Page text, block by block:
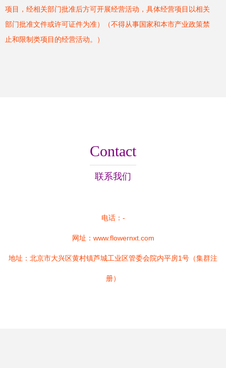
项目，经相关部门批准后方可开展经营活动，具体经营项目以相关
部门批准文件或许可证件为准）（不得从事国家和本市产业政策禁
止和限制类项目的经营活动。）
Contact
联系我们
电话：-
网址： www.flowernxt.com
地址：北京市大兴区黄村镇芦城工业区管委会院内平房1号（集群注
册）